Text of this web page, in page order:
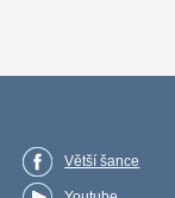
Větší šance